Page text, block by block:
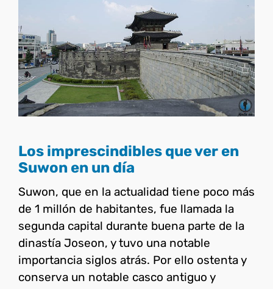
Los imprescindibles que ver
en Suwon en un día
Corea del Sur
Los imprescindibles que ver en
Suwon en un día
Suwon, que en la actualidad tiene poco más
de 1 millón de habitantes, fue llamada la
segunda capital durante buena parte de la
dinastía Joseon, y tuvo una notable
importancia siglos atrás. Por ello ostenta y
conserva un notable casco antiguo y